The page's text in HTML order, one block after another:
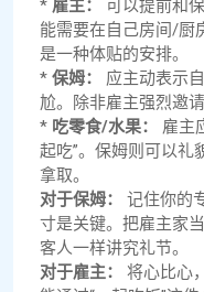
* 雇主：
可以提前和
能需要在自己房间/厨
是一种体贴的安排。
* 保姆：
应主动表示
尬。除非雇主强烈邀
* 吃零食/水果：
雇主
起吃”。保姆则可以礼
拿取。
对于保姆：
记住你的
寸是关键。把雇主家
客人一样讲究礼节。
对于雇主：
将心比心